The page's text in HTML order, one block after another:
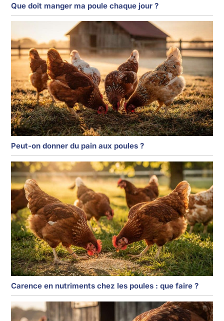
Que doit manger ma poule chaque jour ?
Peut-on donner du pain aux poules ?
Carence en nutriments chez les poules : que faire ?